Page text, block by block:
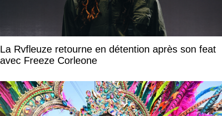
La Rvfleuze retourne en détention après son feat
avec Freeze Corleone